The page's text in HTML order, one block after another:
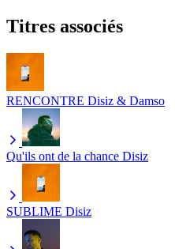
Titres associés
RENCONTRE Disiz & Damso
Qu'ils ont de la chance Disiz
SUBLIME Disiz